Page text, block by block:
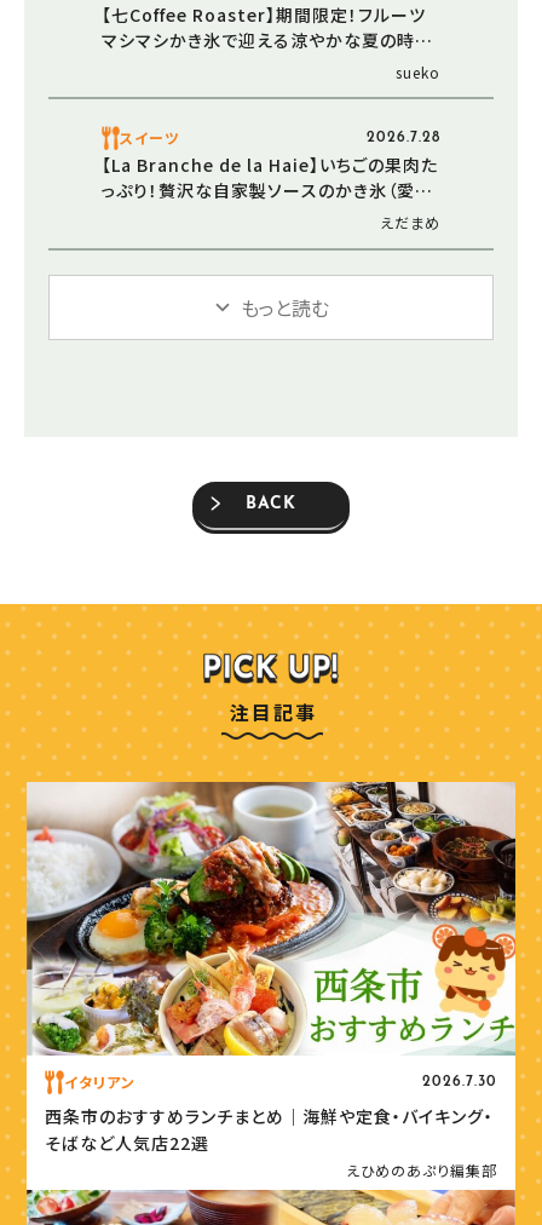
【七Coffee Roaster】期間限定！フルーツ
マシマシかき氷で迎える涼やかな夏の時間
sueko
スイーツ 2026.7.28
【La Branche de la Haie】いちごの果肉た
っぷり！贅沢な自家製ソースのかき氷（愛媛/
えだまめ
もっと読む
BACK
注目記事
イタリアン 2026.7.30
西条市のおすすめランチまとめ｜海鮮や定食・バイキング・
そばなど人気店22選
えひめのあぷり編集部